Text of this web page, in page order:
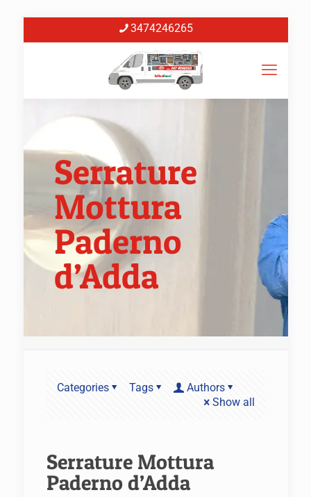
3474246265
Serrature
Mottura
Paderno
d’Adda
Categories Tags
Authors
Show all
Serrature Mottura
Paderno d’Adda